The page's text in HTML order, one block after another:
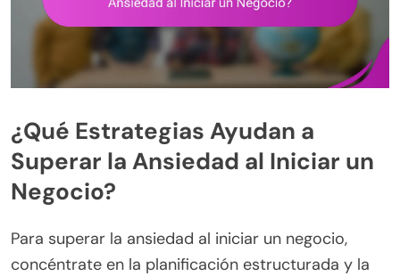
¿Qué Estrategias Ayudan a
Superar la Ansiedad al Iniciar un
Negocio?
Para superar la ansiedad al iniciar un negocio,
concéntrate en la planificación estructurada y la